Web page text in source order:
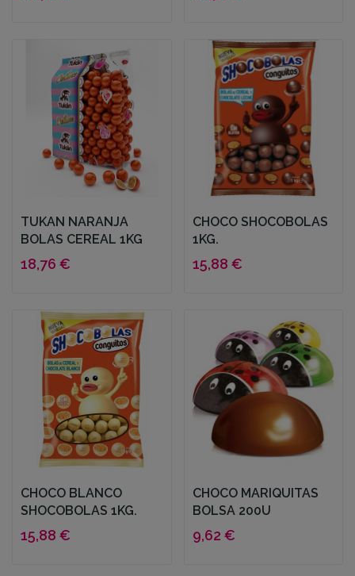
TUKAN NARANJA
BOLAS CEREAL 1KG
18,76 €
CHOCO SHOCOBOLAS
1KG.
15,88 €
CHOCO BLANCO
SHOCOBOLAS 1KG.
15,88 €
CHOCO MARIQUITAS
BOLSA 200U
9,62 €